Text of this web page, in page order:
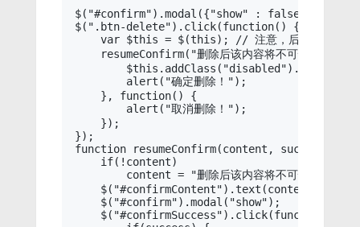
$("#confirm").modal({"show" : false});
$(".btn-delete").click(function() {
var $this = $(this); // 注意，后面传递的参
resumeConfirm("删除后该内容将不可恢复，确
        alert("确定删除！");
    }, function() {
        alert("取消删除！");
    });
});
function resumeConfirm(content, success,
    if(!content)
content = "删除后该内容将不可恢复，确认
    $("#confirmContent").text(content);
    $("#confirm").modal("show");
    $("#confirmSuccess").click(function() {